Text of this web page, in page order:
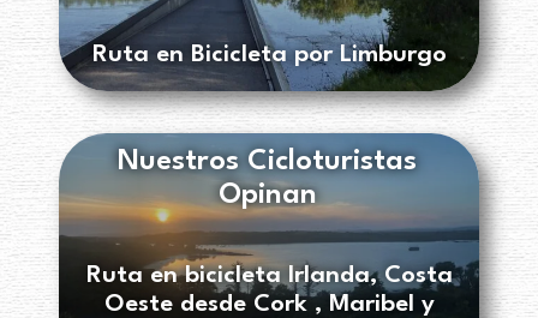
Ruta en Bicicleta por Limburgo
Nuestros Cicloturistas
Opinan
Ruta en bicicleta Irlanda, Costa
Oeste desde Cork , Maribel y